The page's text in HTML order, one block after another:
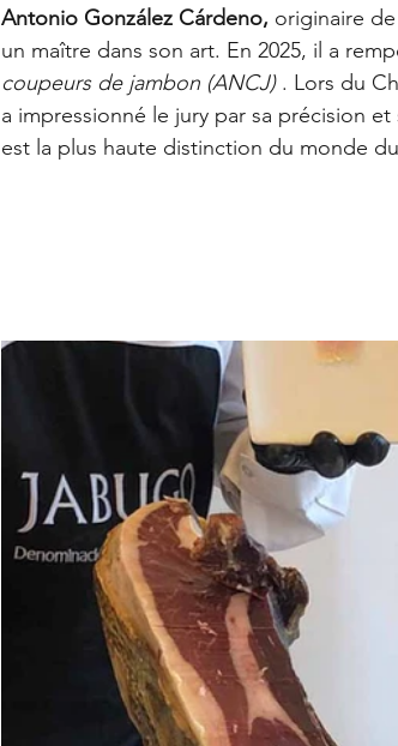
Antonio González Cárdeno, originaire
un maître dans son art. En 2025, il a
coupeurs de jambon (ANCJ) . Lors du
a impressionné le jury par sa précision
est la plus haute distinction du monde